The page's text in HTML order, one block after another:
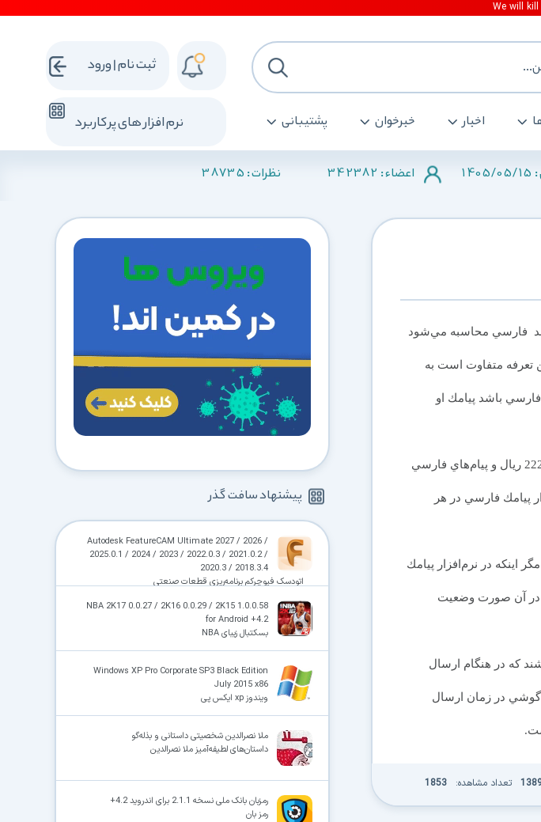
اخبار خبرخوان پشتیبانی نرم افزار های پرکاربرد
ثبت نام | ورود
:
1405/05/15 اعضاء : 342382 نظرات : 38735
فارسي محاسبه مي‌شود
تعرفه متفاوت است به
باشد پيامك او
هر بسته‌ پيامك حاوي 1200 بايت است كه در حال حاضر پيامك‌هاي لاتين 160 كاراكتر به مبلغ 222 ريال و پيام‌هاي فارسي
پيامك فارسي در هر
اينكه در نرم‌افزار پيامك
در آن‌ صورت وضعيت
كه در هنگام ارسال
گوشي در زمان ارسال
تعداد مشاهده: 1853
پیشنهاد سافت گذر
Autodesk FeatureCAM Ultimate 2027 / 2026 /
2025.0.1 / 2024 / 2023 / 2022.0.3 / 2021.0.2 /
2020.3 / 2018.3.4
اتودسک فیوچرکم برنامه‌ریزی قطعات صنعتی
NBA 2K17 0.0.27 / 2K16 0.0.29 / 2K15 1.0.0.58
for Android +4.2
بسکتبال زیبای NBA
Windows XP Pro Corporate SP3 Black Edition
July 2015 x86
ویندوز xp ایکس پی
ملا نصرالدین شخصیتی داستانی و بذله‌گو
داستان‌های لطیفه‌آمیز ملا نصرالدین
رمزبان بانک ملی نسخه 2.1.1 برای اندروید 4.2+
رمز بان